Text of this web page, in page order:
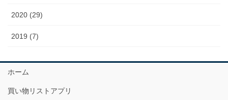
2020 (29)
2019 (7)
ホーム
買い物リストアプリ